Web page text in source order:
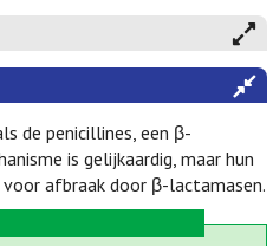
de penicillines, een β-
is gelijkaardig, maar hun
afbraak door β-lactamasen.